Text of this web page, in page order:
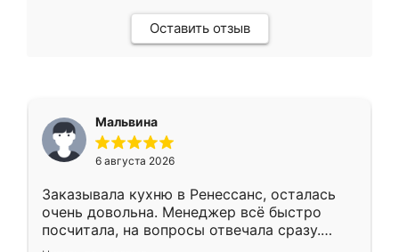
Оставить отзыв
Мальвина
6 августа 2026
Заказывала кухню в Ренессанс, осталась
очень довольна. Менеджер всё быстро
посчитала, на вопросы отвечала сразу.
Замерщик приехал в субботу, подошёл к